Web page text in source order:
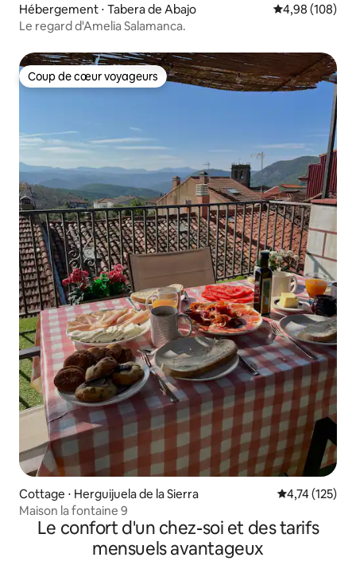
Hébergement ⋅ Tabera de Abajo Évaluation
4,98 (108)
Le regard d'Amelia Salamanca.
Coup de cœur voyageurs
Coup de cœur voyageurs
Cottage ⋅ Herguijuela de la Sierra Évaluation
4,74 (125)
Maison la fontaine 9
Le confort d'un chez-soi et des tarifs
mensuels avantageux